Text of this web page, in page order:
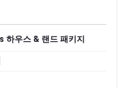
하우스 & 랜드 패키지